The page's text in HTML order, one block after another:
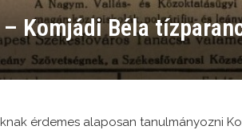
Komjádi Béla
érdemes alaposan tanulmányozni